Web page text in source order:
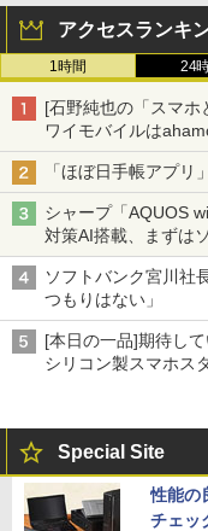
アクセスランキ
1時間 24
[石野純也の「スマホ
ワイモバイルは
割」の安さと1年限
「ほぼ日手帳アプ
シャープ「AQUOS
対策AI搭載、まずは
ソフトバンク宮川社
つもりはない」
[本日の一品]期待し
シリコン製スマホス
Special Site
性能の
チェッ